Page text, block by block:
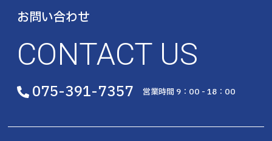
お問い合わせ
CONTACT US
075-391-7357 営業時間 9：00 - 18：00